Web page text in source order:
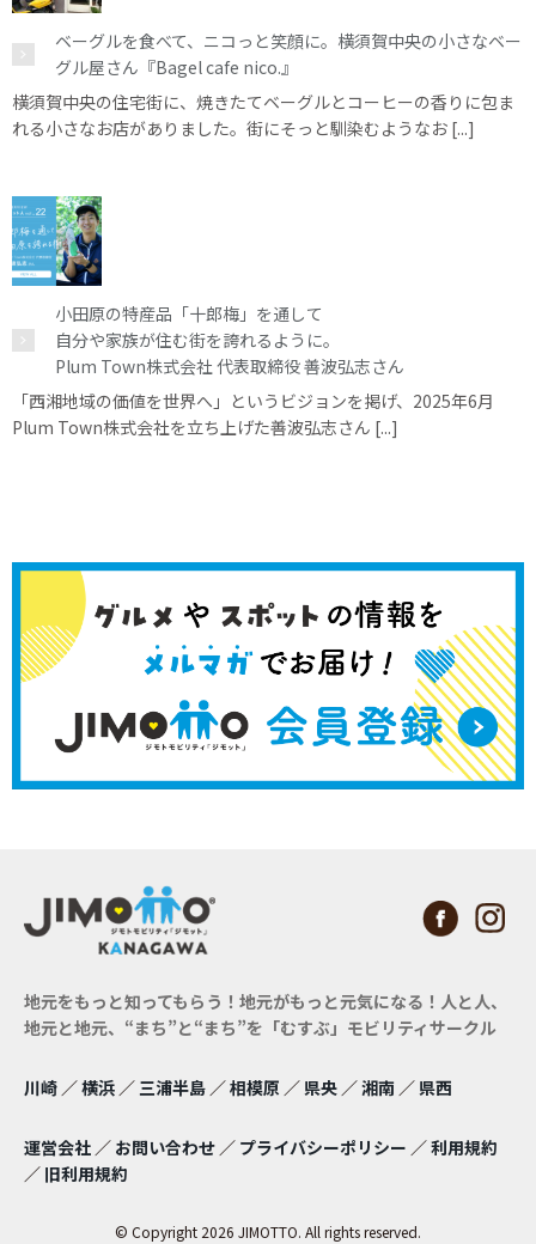
ベーグルを食べて、ニコっと笑顔に。横須賀中央の小さなベー
グル屋さん『Bagel cafe nico.』
横須賀中央の住宅街に、焼きたてベーグルとコーヒーの香りに包ま
れる小さなお店がありました。街にそっと馴染むようなお [...]
小田原の特産品「十郎梅」を通して
自分や家族が住む街を誇れるように。
Plum Town株式会社 代表取締役 善波弘志さん
「西湘地域の価値を世界へ」というビジョンを掲げ、2025年6月
Plum Town株式会社を立ち上げた善波弘志さん [...]
地元をもっと知ってもらう！地元がもっと元気になる！ 人と人、
地元と地元、“まち”と“まち”を「むすぶ」モビリティサークル
川崎 ／横浜 ／三浦半島 ／相模原 ／県央 ／湘南 ／県西
運営会社 ／ お問い合わせ ／ プライバシーポリシー ／利用規約
／ 旧利用規約
© Copyright 2026 JIMOTTO. All rights reserved.